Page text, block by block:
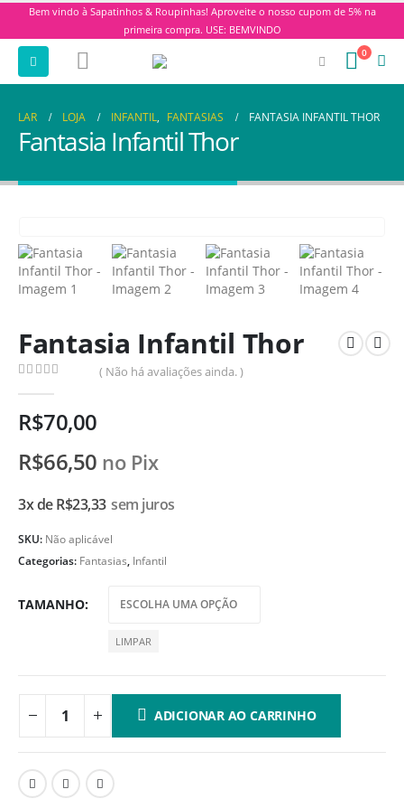
Bem vindo à Sapatinhos & Roupinhas! Aproveite o nosso cupom de 5% na
primeira compra. USE: BEMVINDO
0
LAR LOJA INFANTIL, FANTASIAS FANTASIA INFANTIL THOR
Fantasia Infantil Thor
Fantasia Infantil Thor
( Não há avaliações ainda. )
R$70,00
R$66,50 no Pix
3x deR$23,33 sem juros
SKU: Não aplicável
Categorias: Fantasias, Infantil
TAMANHO
LIMPAR
ADICIONAR AO CARRINHO